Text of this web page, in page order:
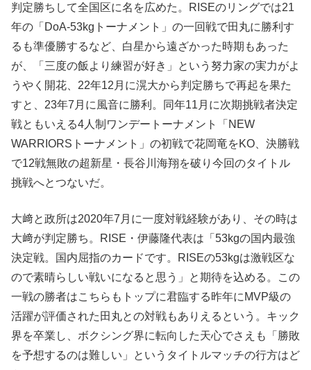
判定勝ちして全国区に名を広めた。RISEのリングでは21
年の「DoA-53kgトーナメント」の一回戦で田丸に勝利す
るも準優勝するなど、白星から遠ざかった時期もあった
が、「三度の飯より練習が好き」という努力家の実力がよ
うやく開花、22年12月に滉大から判定勝ちで再起を果た
すと、23年7月に風音に勝利。同年11月に次期挑戦者決定
戦ともいえる4人制ワンデートーナメント「NEW
WARRIORSトーナメント」の初戦で花岡竜をKO、決勝戦
で12戦無敗の超新星・長谷川海翔を破り今回のタイトル
挑戦へとつないだ。
大﨑と政所は2020年7月に一度対戦経験があり、その時は
大﨑が判定勝ち。RISE・伊藤隆代表は「53kgの国内最強
決定戦。国内屈指のカードです。RISEの53kgは激戦区な
ので素晴らしい戦いになると思う」と期待を込める。この
一戦の勝者はこちらもトップに君臨する昨年にMVP級の
活躍が評価された田丸との対戦もありえるという。キック
界を卒業し、ボクシング界に転向した天心でさえも「勝敗
を予想するのは難しい」というタイトルマッチの行方はど